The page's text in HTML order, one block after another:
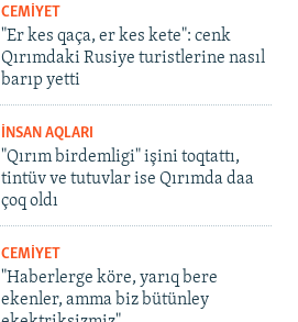
CEMİYET
"Er kes qaça, er kes kete": cenk
Qırımdaki Rusiye turistlerine nasıl
barıp yetti
İNSAN AQLARI
"Qırım birdemligi" işini toqtattı,
tintüv ve tutuvlar ise Qırımda daa
çoq oldı
CEMİYET
"Haberlerge köre, yarıq bere
ekenler, amma biz bütünley